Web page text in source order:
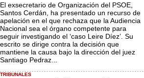
El exsecretario de Organización del PSOE,
Santos Cerdán, ha presentado un recurso de
apelación en el que rechaza que la Audiencia
Nacional sea el órgano competente para
seguir investigando el ‘caso Leire Díez’. Su
escrito se dirige contra la decisión que
mantiene la causa bajo la dirección del juez
Santiago Pedraz...
TRIBUNALES